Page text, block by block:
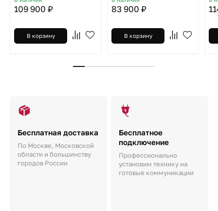
109 900 ₽
В корзину
83 900 ₽
В корзину
Бесплатная доставка
По Москве, Московской
области и большинству
городов России
Бесплатное
подключение
Профессионально
установим технику на
готовые коммуникации